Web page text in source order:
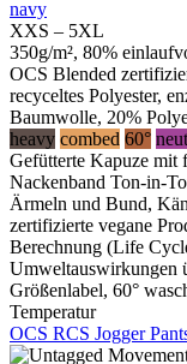
navy
XXS – 5XL
350g/m², 80%
OCS Blended
recyceltes Polyester,
Baumwolle, 20%
heavy combed 60°
Gefütterte Kapuze mit
Nackenband Ton-in-
Ärmeln und Bund,
zertifizierte vegane
Berechnung (Life
Umweltauswirkungen
Größenlabel, 60°
Temperatur
OCS RCS Jogger